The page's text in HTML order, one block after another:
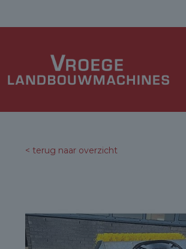
< terug naar overzicht